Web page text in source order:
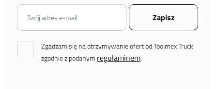
Zgadzam się na otrzymywanie ofert od Toolmex Truck
zgodnie z podanym regulaminem.